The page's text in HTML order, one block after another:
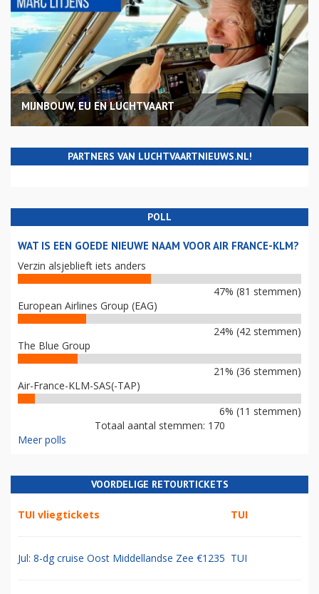
MIJNBOUW, EU EN LUCHTVAART
PARTNERS VAN LUCHTVAARTNIEUWS.NL!
POLL
WAT IS EEN GOEDE NIEUWE NAAM VOOR AIR FRANCE-KLM?
Verzin alsjeblieft iets anders
47% (81 stemmen)
European Airlines Group (EAG)
24% (42 stemmen)
The Blue Group
21% (36 stemmen)
Air-France-KLM-SAS(-TAP)
6% (11 stemmen)
Totaal aantal stemmen: 170
Meer polls
VOORDELIGE RETOURTICKETS
TUI vliegtickets TUI
Jul: 8-dg cruise Oost Middellandse Zee €1235 TUI